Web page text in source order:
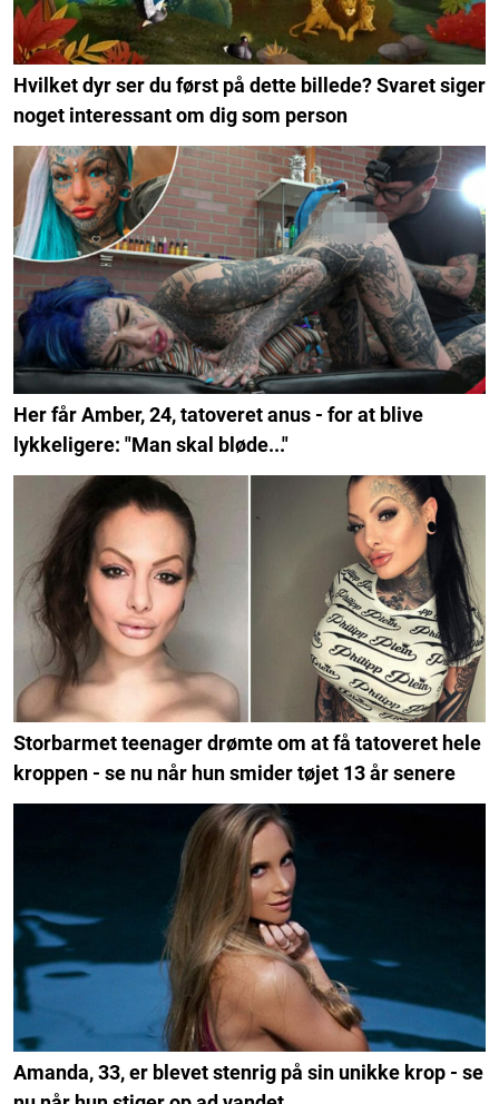
Hvilket dyr ser du først på dette billede? Svaret siger
noget interessant om dig som person
Her får Amber, 24, tatoveret anus - for at blive
lykkeligere: "Man skal bløde..."
Storbarmet teenager drømte om at få tatoveret hele
kroppen - se nu når hun smider tøjet 13 år senere
Amanda, 33, er blevet stenrig på sin unikke krop - se